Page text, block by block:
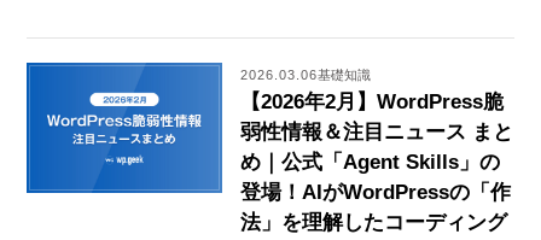
2026.03.06基礎知識
【2026年2月】WordPress脆
弱性情報＆注目ニュース まと
め｜公式「Agent Skills」の
登場！AIがWordPressの「作
法」を理解したコーディング